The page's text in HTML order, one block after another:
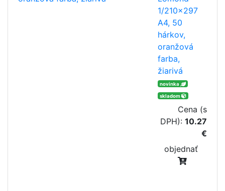
1/210x297
A4, 50
hárkov,
oranžová
farba,
žiarivá
novinka
skladom
Cena (s
DPH): 10.27
€
objednať